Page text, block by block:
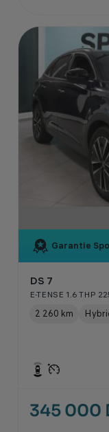
Garantie
DS 7
E-TENSE 1.6 THP
2 260 km
345 000